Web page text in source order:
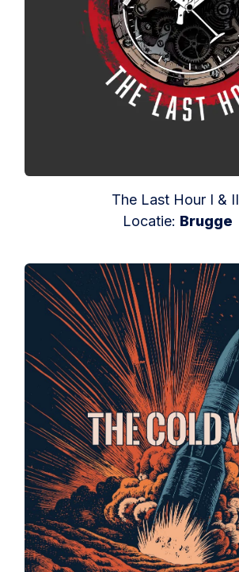
The Last Hour I & II
Locatie: Brugge